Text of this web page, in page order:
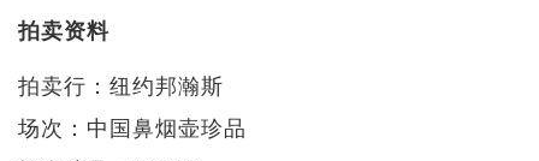
拍卖资料
拍卖行：纽约邦瀚斯
场次：中国鼻烟壶珍品